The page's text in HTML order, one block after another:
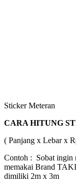
Sticker Meteran
CARA HITUNG
( Panjang x Lebar x
Contoh : Sobat ingin
memakai Brand
dimiliki 2m x 3m